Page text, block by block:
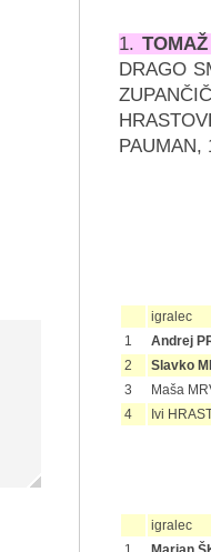
1.
DRAGO
PAUMAN,
igralec
1
Andrej
2
Slavko
3
Maša
4
Ivi
igralec